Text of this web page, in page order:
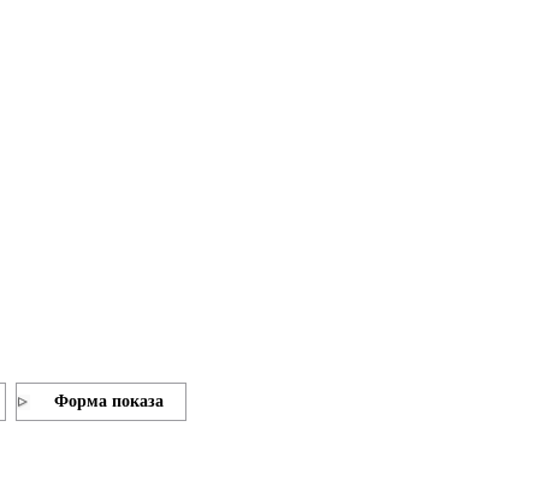
Форма показа